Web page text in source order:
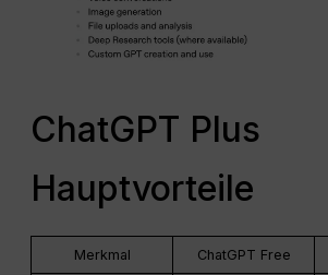
ChatGPT Plus
Hauptvorteile
Merkmal ChatGPT Free